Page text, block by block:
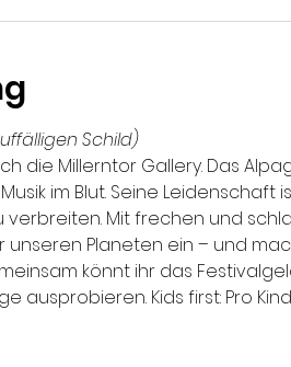
Schild)
die Millerntor Gallery. Das
im Blut. Seine Leidenschaft
verbreiten. Mit frechen und
unseren Planeten ein – und
könnt ihr das
ausprobieren. Kids first: Pro